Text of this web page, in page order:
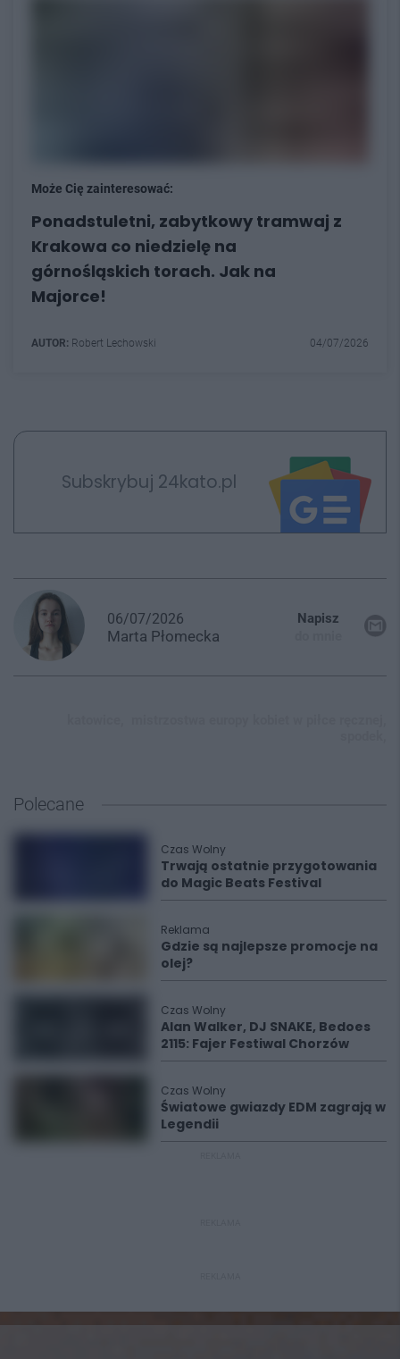
Może Cię zainteresować:
Ponadstuletni, zabytkowy tramwaj z
Krakowa co niedzielę na
górnośląskich torach. Jak na
Majorce!
AUTOR: Robert Lechowski 04/07/2026
Subskrybuj 24kato.pl
06/07/2026
Marta Płomecka
Napisz
Polecane
Czas Wolny
Trwają ostatnie przygotowania
do Magic Beats Festival
Reklama
Gdzie są najlepsze promocje na
olej?
Czas Wolny
Alan Walker, DJ SNAKE, Bedoes
2115: Fajer Festiwal Chorzów
Czas Wolny
Światowe gwiazdy EDM zagrają w
Legendii